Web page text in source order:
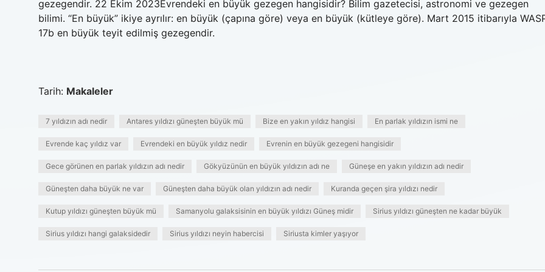
gezegendir. 22 Ekim 2023Evrendeki en büyük gezegen hangisidir? Bilim gazetecisi, astronomi ve gezegen
bilimi. “En büyük” ikiye ayrılır: en büyük (çapına göre) veya en büyük (kütleye göre). Mart 2015 itibarıyla
17b en büyük teyit edilmiş gezegendir.
Tarih: Makaleler
7 yıldızın adı nedir Antares yıldızı güneşten büyük mü Bize en yakın yıldız hangisi En parlak yıldızın ismi ne
Evrende kaç yıldız var Evrendeki en büyük yıldız nedir Evrenin en büyük gezegeni hangisidir
Gece görünen en parlak yıldızın adı nedir Gökyüzünün en büyük yıldızın adı ne Güneşe en yakın yıldızın adı nedir
Güneşten daha büyük ne var Güneşten daha büyük olan yıldızın adı nedir Kuranda geçen şira yıldızı nedir
Kutup yıldızı güneşten büyük mü Samanyolu galaksisinin en büyük yıldızı Güneş midir Sirius yıldızı güneşten ne kadar büyük
Sirius yıldızı hangi galaksidedir Sirius yıldızı neyin habercisi Siriusta kimler yaşıyor